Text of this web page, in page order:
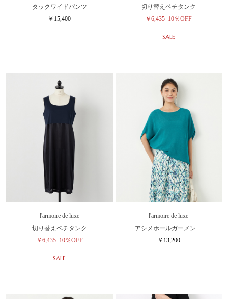
タックワイドパンツ
￥15,400
切り替えペチタンク
￥6,435 10％OFF
SALE
l'armoire de luxe
切り替えペチタンク
￥6,435 10％OFF
SALE
l'armoire de luxe
アシメホールガーメン…
￥13,200